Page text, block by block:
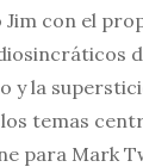
Jim con el
y la
temas
para Mark